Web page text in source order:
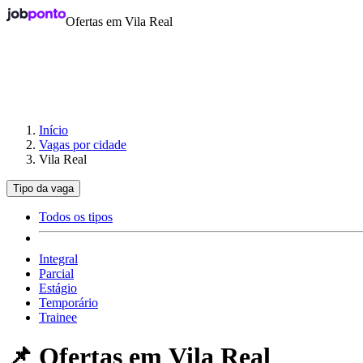
Ofertas em Vila Real
Início
Vagas por cidade
Vila Real
Tipo da vaga
Todos os tipos
Integral
Parcial
Estágio
Temporário
Trainee
📌 Ofertas em Vila Real